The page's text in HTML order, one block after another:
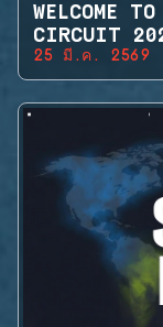
WELCOME
CIRCUIT
25 มี.ค. 2569